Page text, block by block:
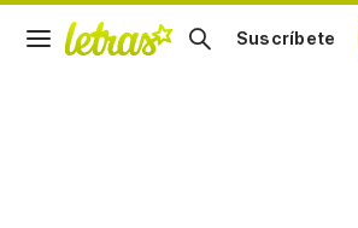
Suscríbete